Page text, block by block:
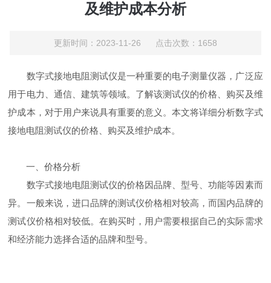
及维护成本分析
更新时间：2023-11-26 点击次数：1658
数字式接地电阻测试仪是一种重要的电子测量仪器，广泛应
用于电力、通信、建筑等领域。了解该测试仪的价格、购买及维
护成本，对于用户来说具有重要的意义。本文将详细分析数字式
接地电阻测试仪的价格、购买及维护成本。
一、价格分析
数字式接地电阻测试仪的价格因品牌、型号、功能等因素而
异。一般来说，进口品牌的测试仪价格相对较高，而国内品牌的
测试仪价格相对较低。在购买时，用户需要根据自己的实际需求
和经济能力选择合适的品牌和型号。